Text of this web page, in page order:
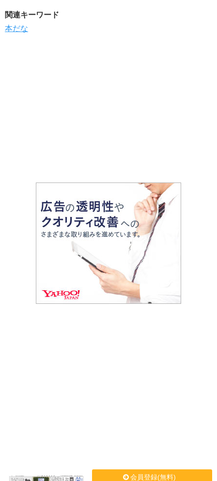
関連キーワード
本だな
会員登録(無料)